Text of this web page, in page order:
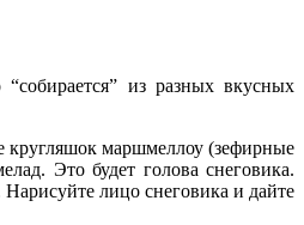
из разных вкусных
кругляшок маршмеллоу (зефирные
Это будет голова снеговика.
лицо снеговика и дайте